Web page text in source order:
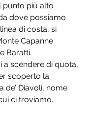
punto più alto
dove possiamo
di costa, si
Capanne
Baratti.
a scendere di quota,
scoperto la
de’ Diavoli, nome
ci troviamo.